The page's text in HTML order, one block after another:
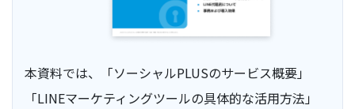
本資料では、「ソーシャルPLUSのサービス概要」
「LINEマーケティングツールの具体的な活用方法」